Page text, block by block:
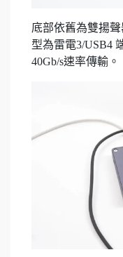
底部依舊為雙揚
型為雷電3/USB4
40Gb/s速率傳輸。